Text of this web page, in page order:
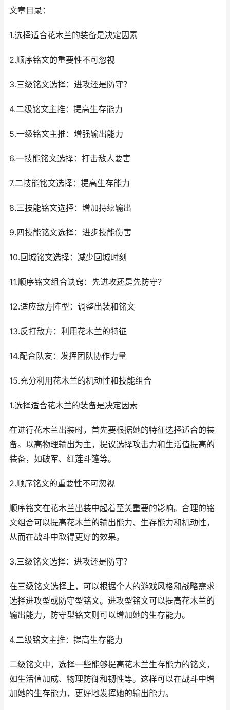
文章目录：
1.选择适合花木兰的装备是决定因素
2.顺序铭文的重要性不可忽视
3.三级铭文选择：进攻还是防守？
4.二级铭文主推：提高生存能力
5.一级铭文主推：增强输出能力
6.一技能铭文选择：打击敌人要害
7.二技能铭文选择：提高生存能力
8.三技能铭文选择：增加持续输出
9.四技能铭文选择：进步技能伤害
10.回城铭文选择：减少回城时刻
11.顺序铭文组合诀窍：先进攻还是先防守？
12.适应敌方阵型：调整出装和铭文
13.反打敌方：利用花木兰的特征
14.配合队友：发挥团队协作力量
15.充分利用花木兰的机动性和技能组合
1.选择适合花木兰的装备是决定因素
在进行花木兰出装时，首先要根据她的特征选择适合的装
备。以高物理输出为主，提议选择攻击力和生活值提高的
装备，如破军、红莲斗篷等。
2.顺序铭文的重要性不可忽视
顺序铭文在花木兰出装中起着至关重要的影响。合理的铭
文组合可以提高花木兰的输出能力、生存能力和机动性，
从而在战斗中取得更好的效果。
3.三级铭文选择：进攻还是防守？
在三级铭文选择上，可以根据个人的游戏风格和战略需求
选择进攻型或防守型铭文。进攻型铭文可以提高花木兰的
输出能力，防守型铭文则可以增加她的生存能力。
4.二级铭文主推：提高生存能力
二级铭文中，选择一些能够提高花木兰生存能力的铭文，
如生活值加成、物理防御和韧性等。这样可以在战斗中增
加她的生存能力，更好地发挥她的输出能力。